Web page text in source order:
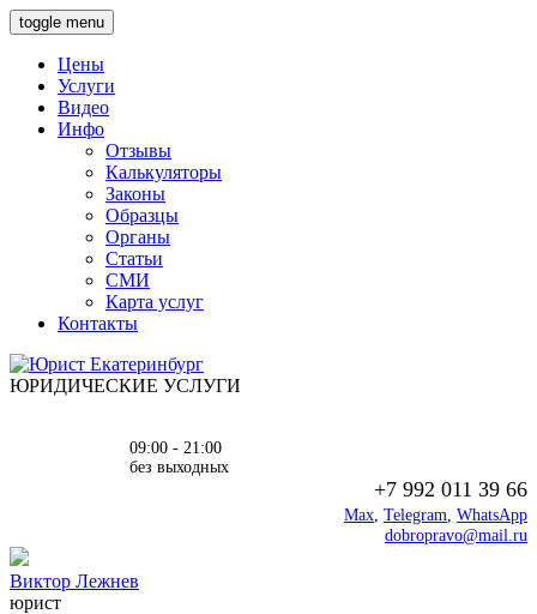
toggle menu
Цены
Услуги
Видео
Инфо
Отзывы
Калькуляторы
Законы
Образцы
Органы
Статьи
СМИ
Карта услуг
Контакты
ЮРИДИЧЕСКИЕ УСЛУГИ
09:00 - 21:00
без выходных
+7 992 011 39 66
Max, Telegram, WhatsApp
dobropravo@mail.ru
Виктор Лежнев
юрист